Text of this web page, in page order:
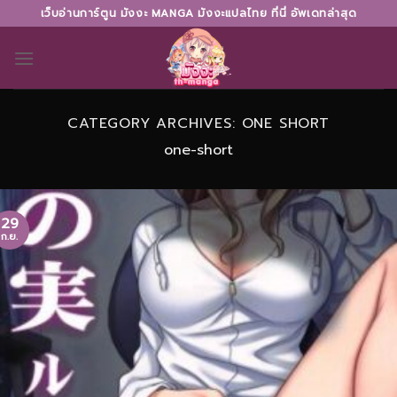
to
content
เว็บอ่านการ์ตูน มังงะ MANGA มังงะแปลไทย ที่นี่ อัพเดทล่าสุด
CATEGORY ARCHIVES: ONE SHORT
one-short
29
ก.ย.